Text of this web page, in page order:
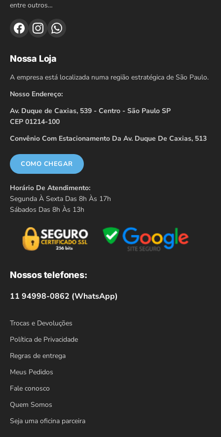
entre outros…
Nossa Loja
A empresa está localizada numa região estratégica de São Paulo.
Nosso Endereço:
Av. Duque de Caxias, 539 - Centro - São Paulo SP
CEP 01214-100
Convênio Com Estacionamento Da Av. Duque De Caxias, 513
COMO CHEGAR
Horário De Atendimento:
Segunda À Sexta Das 8h Às 17h
Sábados Das 8h Às 13h
Nossos telefones:
11 94998-0862 (WhatsApp)
Trocas e Devoluções
Política de Privacidade
Regras de entrega
Meus Pedidos
Fale conosco
Quem Somos
Seja uma oficina parceira